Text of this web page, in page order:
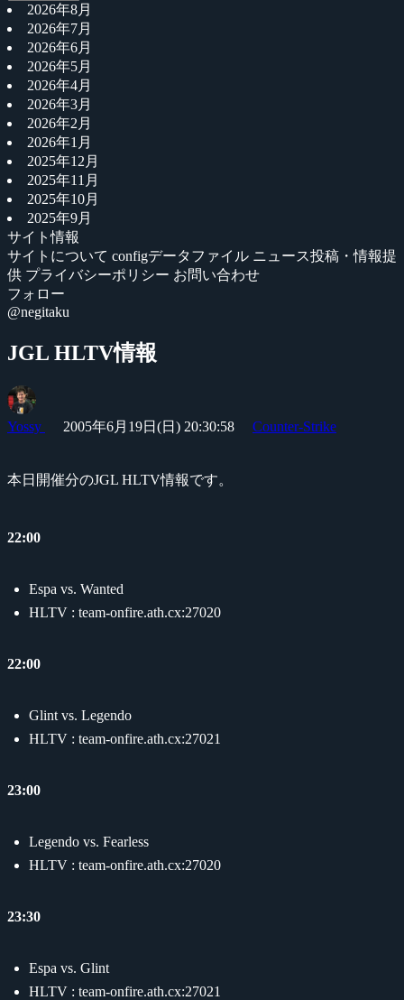
2026年8月
2026年7月
2026年6月
2026年5月
2026年4月
2026年3月
2026年2月
2026年1月
2025年12月
2025年11月
2025年10月
2025年9月
サイト情報
サイトについて configデータファイル ニュース投稿・情報提
供 プライバシーポリシー お問い合わせ
フォロー
@negitaku
JGL HLTV情報
Yossy 2005年6月19日(日) 20:30:58 Counter-Strike
本日開催分のJGL HLTV情報です。
22:00
Espa vs. Wanted
HLTV : team-onfire.ath.cx:27020
22:00
Glint vs. Legendo
HLTV : team-onfire.ath.cx:27021
23:00
Legendo vs. Fearless
HLTV : team-onfire.ath.cx:27020
23:30
Espa vs. Glint
HLTV : team-onfire.ath.cx:27021